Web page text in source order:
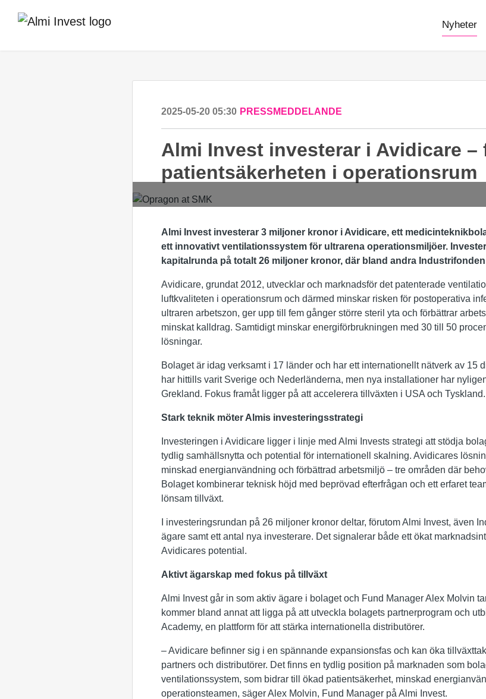
Nyheter
2025-05-20 05:30 PRESSMEDDELANDE
Almi Invest investerar i Avidicare –
patientsäkerheten i operationsrum
Almi Invest investerar 3 miljoner kronor i Avidicare, ett
ett innovativt ventilationssystem för ultrarena operationsmiljöer.
kapitalrunda på totalt 26 miljoner kronor, där bland andra
Avidicare, grundat 2012, utvecklar och marknadsför det patenterade
luftkvaliteten i operationsrum och därmed minskar risken för postoperativa
ultraren arbetszon, ger upp till fem gånger större steril yta och förbättrar
minskat kalldrag. Samtidigt minskar energiförbrukningen med 30 till 50
lösningar.
Bolaget är idag verksamt i 17 länder och har ett internationellt nätverk av 15
har hittills varit Sverige och Nederländerna, men nya installationer har
Grekland. Fokus framåt ligger på att accelerera tillväxten i USA och Tyskland.
Stark teknik möter Almis investeringsstrategi
Investeringen i Avidicare ligger i linje med Almi Invests strategi att stödja
tydlig samhällsnytta och potential för internationell skalning. Avidicares
minskad energianvändning och förbättrad arbetsmiljö – tre områden där
Bolaget kombinerar teknisk höjd med beprövad efterfrågan och ett erfaret
lönsam tillväxt.
I investeringsrundan på 26 miljoner kronor deltar, förutom Almi Invest, även
ägare samt ett antal nya investerare. Det signalerar både ett ökat
Avidicares potential.
Aktivt ägarskap med fokus på tillväxt
Almi Invest går in som aktiv ägare i bolaget och Fund Manager Alex Molvin
kommer bland annat att ligga på att utveckla bolagets partnerprogram och
Academy, en plattform för att stärka internationella distributörer.
– Avidicare befinner sig i en spännande expansionsfas och kan öka
partners och distributörer. Det finns en tydlig position på marknaden som
ventilationssystem, som bidrar till ökad patientsäkerhet, minskad
operationsteamen, säger Alex Molvin, Fund Manager på Almi Invest.